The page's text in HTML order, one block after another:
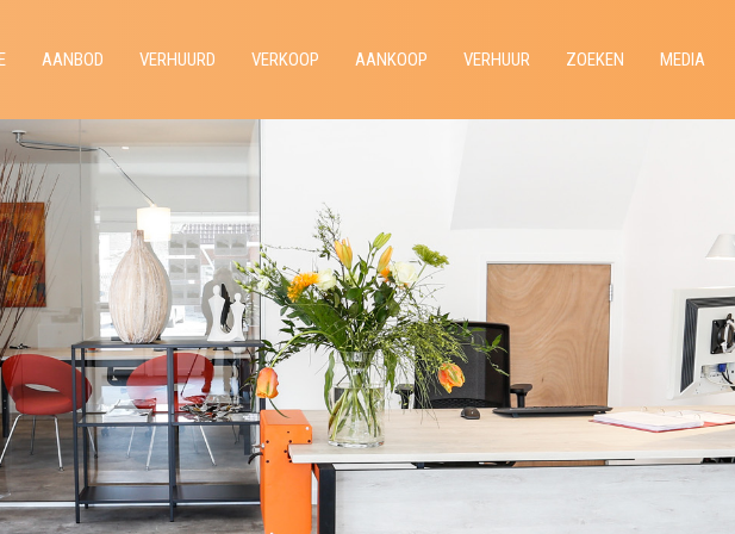
AANBOD VERHUURD VERKOOP AANKOOP VERHUUR ZOEKEN MEDIA